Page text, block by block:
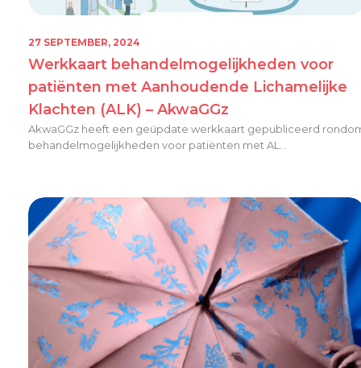
Werkkaart behandelmogelijkheden voor
patiënten met Aanhoudende Lichamelijke
Klachten (ALK) – AkwaGGz
AkwaGGz heeft een geüpdate werkkaart gepubliceerd
behandelmogelijkheden voor patiënten met AL...
27 SEPTEMBER, 2024